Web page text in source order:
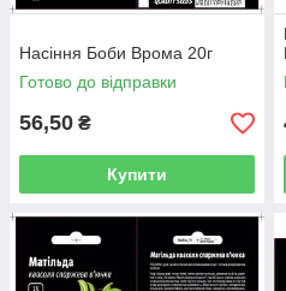
Насіння Боби Врома 20г
Готово до відправки
56,50 ₴
Купити